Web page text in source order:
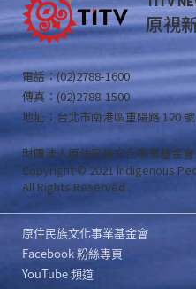
原視
電話：(02)2788-1600
傳真：(02)2788-1500
地址：台北市南港區重陽路 120
財團法人原住民族文化事業基金
Copyright © 2021 Indigenous
All Rights Reserved .
原住民族文化事業基金會
Facebook 粉絲專頁
YouTube 頻道